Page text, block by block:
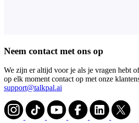
Neem contact met ons op
We zijn er altijd voor je als je vragen hebt
op elk moment contact op met onze
support@talkpal.ai